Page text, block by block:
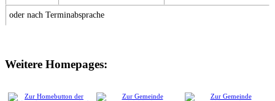
oder nach Terminabsprache
Weitere Homepages: